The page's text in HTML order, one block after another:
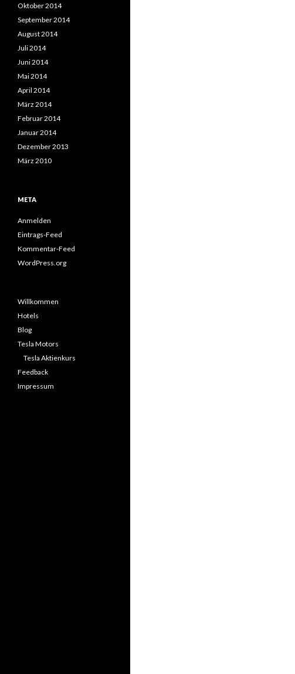
Oktober 2014
September 2014
August 2014
Juli 2014
Juni 2014
Mai 2014
April 2014
März 2014
Februar 2014
Januar 2014
Dezember 2013
März 2010
META
Anmelden
Eintrags-Feed
Kommentar-Feed
WordPress.org
Willkommen
Hotels
Blog
Tesla Motors
Tesla Aktienkurs
Feedback
Impressum